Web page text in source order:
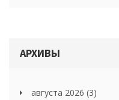
АРХИВЫ
августа 2026 (3)